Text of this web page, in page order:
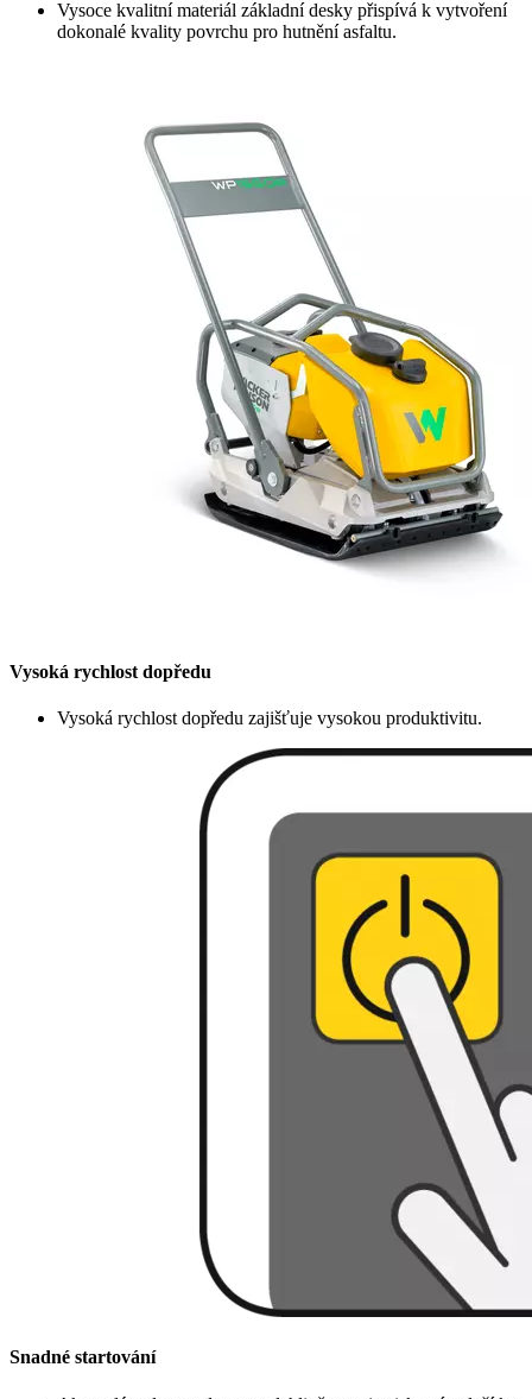
Vysoce kvalitní materiál základní desky přispívá k vytvoření
dokonalé kvality povrchu pro hutnění asfaltu.
Vysoká rychlost dopředu
Vysoká rychlost dopředu zajišťuje vysokou produktivitu.
Snadné startování